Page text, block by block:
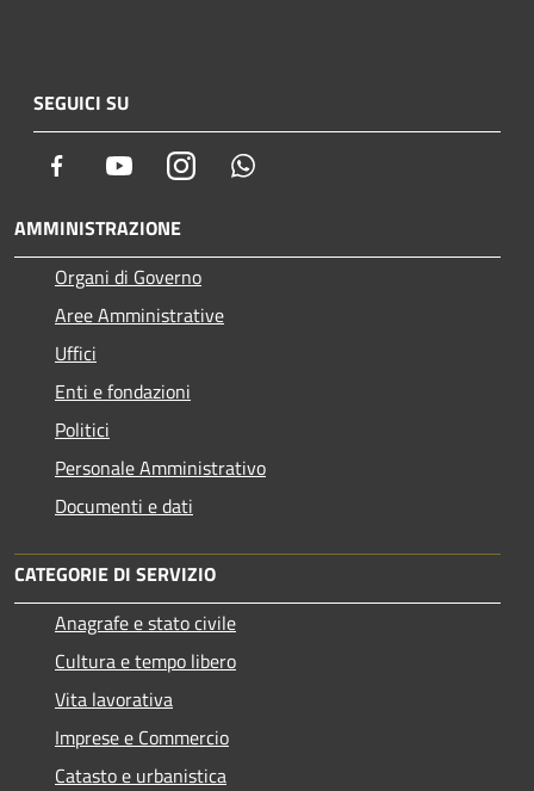
SEGUICI SU
Facebook YoutubeInstagram
AMMINISTRAZIONE
Organi di Governo
Aree Amministrative
Uffici
Enti e fondazioni
Politici
Personale Amministrativo
Documenti e dati
CATEGORIE DI SERVIZIO
Anagrafe e stato civile
Cultura e tempo libero
Vita lavorativa
Imprese e Commercio
Catasto e urbanistica